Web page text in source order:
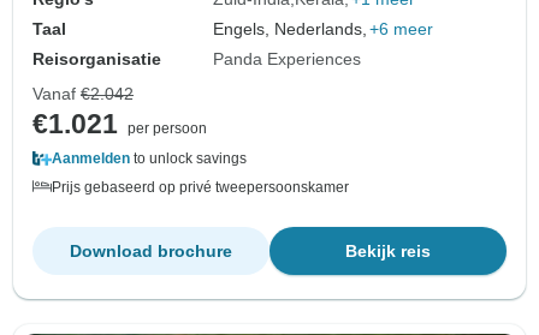
Taal
Engels, Nederlands, +6 meer
Reisorganisatie
Panda Experiences
Vanaf €2.042
€1.021 per persoon
Aanmelden to unlock savings
Prijs gebaseerd op privé tweepersoonskamer
Bekijk reis
Download brochure